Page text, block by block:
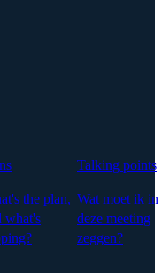
the plan,
what's
Talking points
Wat moet ik in
deze meeting
zeggen?